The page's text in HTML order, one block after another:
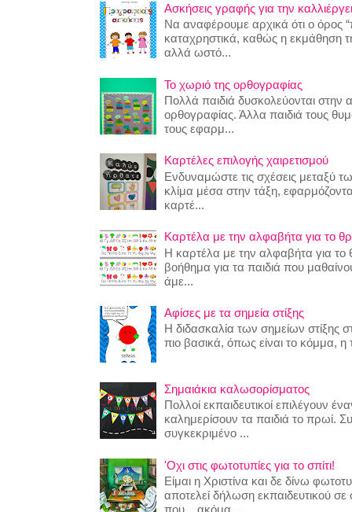
Ασκήσεις γραφής για την
Να αναφέρουμε αρχικά ότι ο όρος
καταχρηστικά, καθώς η εκμάθηση
αλλά ωστό...
Το χωριό της ορθογραφίας
Πολλά παιδιά δυσκολεύονται
ορθογραφίας. Άλλα παιδιά τους
τους εφαρμ...
Καρτέλες επιλογής χαιρετισμού
Ενδυναμώστε τις σχέσεις μεταξύ
κλίμα μέσα στην τάξη,
καρτέ...
Καρτέλα με την αλφαβήτα για το
Η καρτέλα με την αλφαβήτα για το
βοήθημα για τα παιδιά που
άμε...
Αφίσες με τα σημεία στίξης
Η διδασκαλία των σημείων στίξης
πιο βασικά, όπως είναι το κόμμα, η
Σημαιάκια καλωσορίσματος
Πολλοί εκπαιδευτικοί επιλέγουν
καλημερίσουν τα παιδιά το πρωί.
συγκεκριμένο ...
'Οχι στις φωτοτυπίες για το σπίτι!
Είμαι η Χριστίνα και δε δίνω
αποτελεί δήλωση εκπαιδευτικού
που... ακόμα...